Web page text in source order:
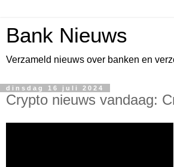
Bank Nieuws
Verzameld nieuws over banken en
dinsdag 16 juli 2024
Crypto nieuws vandaag: